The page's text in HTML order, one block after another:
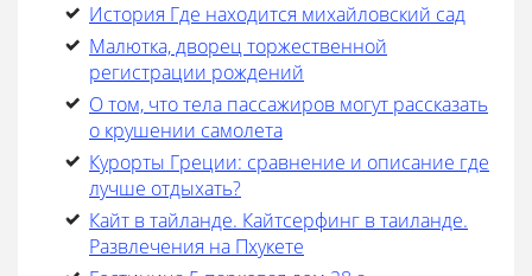
История Где находится михайловский сад
Малютка, дворец торжественной
регистрации рождений
О том, что тела пассажиров могут рассказать
о крушении самолета
Курорты Греции: сравнение и описание где
лучше отдыхать?
Кайт в тайланде. Кайтсерфинг в таиланде.
Развлечения на Пхукете